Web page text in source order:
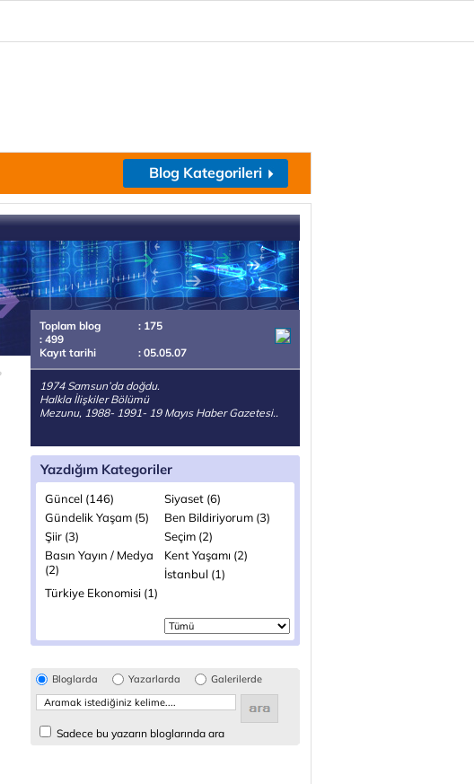
Blog Kategorileri
Toplam blog
: 175
: 499
Kayıt tarihi
: 05.05.07
1974 Samsun’da doğdu.
Halkla İlişkiler Bölümü
Mezunu, 1988- 1991- 19 Mayıs Haber Gazetesi..
Yazdığım Kategoriler
Güncel (146)
Siyaset (6)
Gündelik Yaşam (5)
Ben Bildiriyorum (3)
Şiir (3)
Seçim (2)
Basın Yayın / Medya
(2)
Kent Yaşamı (2)
İstanbul (1)
Türkiye Ekonomisi (1)
Bloglarda Yazarlarda Galerilerde
Sadece bu yazarın bloglarında ara